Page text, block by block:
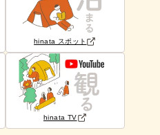
hinata スポット
hinata TV